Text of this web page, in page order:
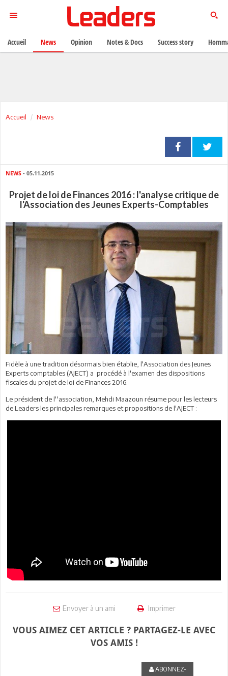
Accueil News
NEWS - 05.11.2015
Projet de loi de Finances 2016 : l'analyse critique de
l'Association des Jeunes Experts-Comptables
Fidèle à une tradition désormais bien établie, l'Association des Jeunes
Experts comptables (AJECT) a procédé à l'examen des dispositions
fiscales du projet de loi de Finances 2016.
Le président de l''association, Mehdi Maazoun résume pour les lecteurs
de Leaders les principales remarques et propositions de l'AJECT :
Envoyer à un ami Imprimer
VOUS AIMEZ CET ARTICLE ? PARTAGEZ-LE AVEC
VOS AMIS !
ABONNEZ-
Accueil News Opinion Notes & Docs Success story